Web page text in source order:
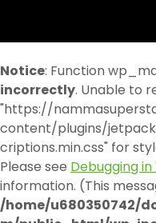
Notice: Function
incorrectly. Unable to
"https://
content/plugins/
criptions.min.css" for
Please see Debugging
information. (This
/home/u680350742/